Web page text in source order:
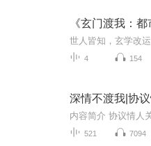
《玄门渡我：都
4 154
521 7094